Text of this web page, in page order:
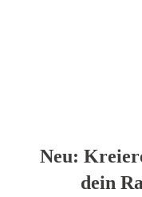
Neu:
dein